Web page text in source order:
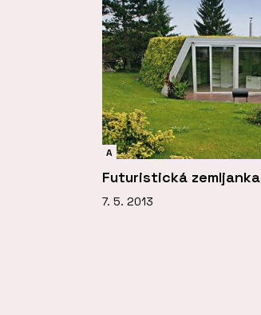
A
Futuristická zemljanka
7. 5. 2013